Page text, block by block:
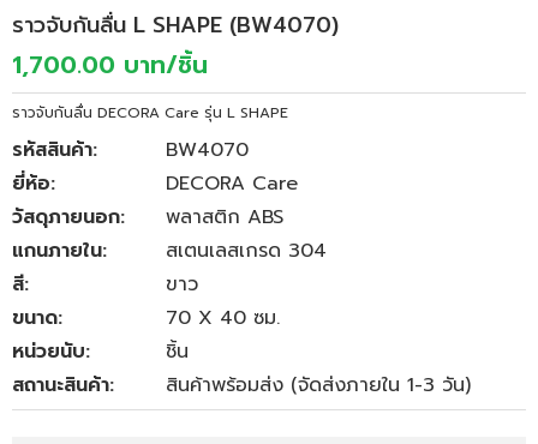
ราวจับกันลื่น L SHAPE (BW4070)
1,700.00 บาท/ชิ้น
ราวจับกันลื่น DECORA Care รุ่น L SHAPE
รหัสสินค้า:
BW4070
ยี่ห้อ:
DECORA Care
วัสดุภายนอก:
พลาสติก ABS
แกนภายใน:
สเตนเลสเกรด 304
สี:
ขาว
ขนาด:
70 X 40 ซม.
หน่วยนับ:
ชิ้น
สถานะสินค้า:
สินค้าพร้อมส่ง (จัดส่งภายใน 1-3 วัน)